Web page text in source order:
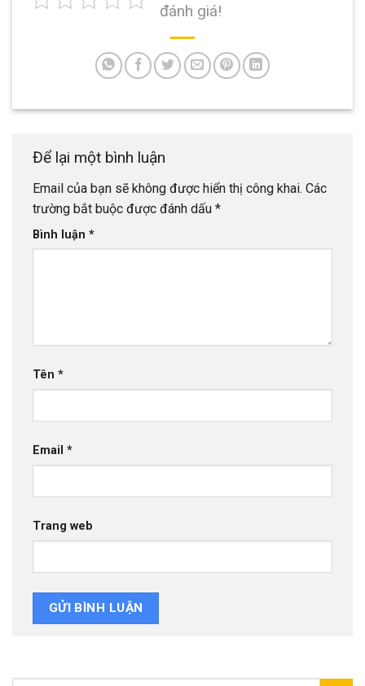
đánh giá!
Để lại một bình luận
Email của bạn sẽ không được hiển thị công khai. Các
trường bắt buộc được đánh dấu *
Bình luận *
Tên *
Email *
Trang web